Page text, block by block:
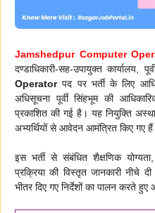
Jamshedpur Computer
दण्डाधिकारी-सह-उपायुक्त कार्यालय,
Operatorपद पर भर्ती के लिए
अधिसूचना पूर्वी सिंहभूम की
प्रकाशित की गई है। यह नियुक्ति
अभ्यर्थियों से आवेदन आमंत्रित किए गए
इस भर्ती से संबंधित शैक्षणिक
प्रक्रिया की विस्तृत जानकारी नीचे
भीतर दिए गए निर्देशों का पालन करते